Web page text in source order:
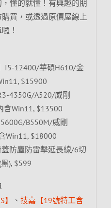
懂的就懂！有興趣的朋
買，或透過原價屋線上
！
I5-12400/華碩H610/金
$15900
4350G/A520/威剛
含Win11, $13500
B550M/威剛
Win11, $18000
防塵防雷擊延長線/6切
), $599
、 技嘉【19號特工含